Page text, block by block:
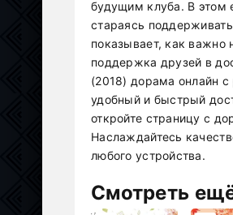
будущим клуба. В этом
стараясь
показывает, как важно
поддержка друзей в
(2018) дорама онлайн
удобный и быстрый
откройте страницу с
Наслаждайтесь
любого устройства.
Смотреть